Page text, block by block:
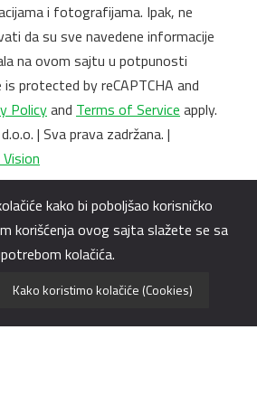
i fotografijama. Ipak, ne
da su sve navedene informacije
na ovom sajtu u potpunosti
protected by reCAPTCHA and
Policyand Terms of Service apply.
| Sva prava zadržana. |
kako bi poboljšao korisničko
korišćenja ovog sajta slažete se sa
kolačića.
Kako koristimo kolačiće (Cookies)